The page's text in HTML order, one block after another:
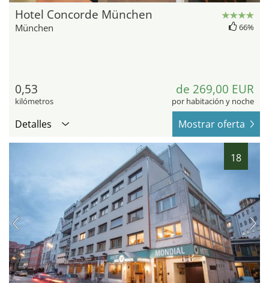
Hotel Concorde München
München 66%
0,53
kilómetros
de 269,00 EUR
por habitación y noche
Detalles Mostrar oferta
18